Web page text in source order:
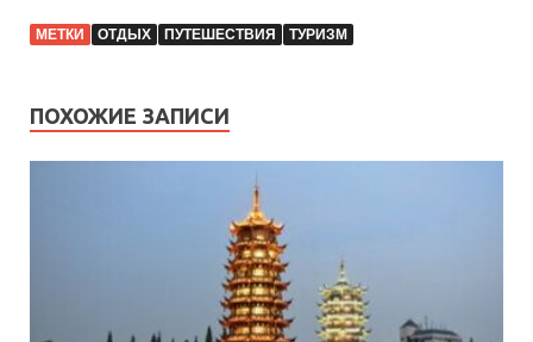
МЕТКИ ОТДЫХ ПУТЕШЕСТВИЯ ТУРИЗМ
ПОХОЖИЕ ЗАПИСИ